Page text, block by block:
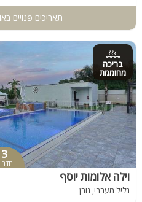
תאריכים פנויים
בריכה
מחוממת
3
וילה אלומות יוסף
גליל מערבי, גורן